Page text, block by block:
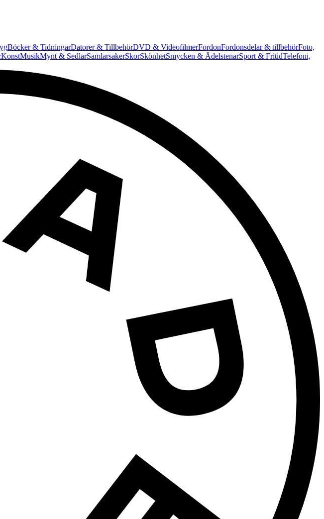
Böcker & TidningarDatorer & TillbehörDVD & VideofilmerFordonFordonsdelar & tillbehörFoto,
KonstMusikMynt & SedlarSamlarsakerSkorSkönhetSmycken & ÄdelstenarSport & FritidTelefoni,